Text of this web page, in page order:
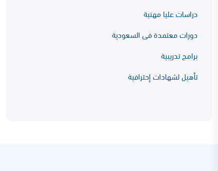
دراسات عليا مهنية
دورات معتمدة فى السعودية
برامج تدريبية
تأهيل لشهادات إحترافية